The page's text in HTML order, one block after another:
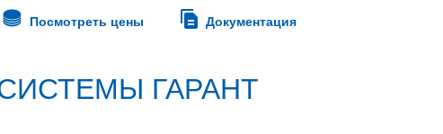
Посмотреть цены Документация
ГАРАНТ